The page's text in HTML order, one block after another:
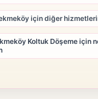
için diğer
Koltuk Döşeme için